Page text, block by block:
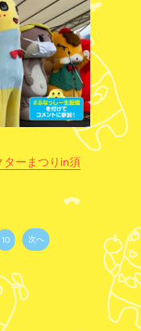
ーまつりin須
10 次へ